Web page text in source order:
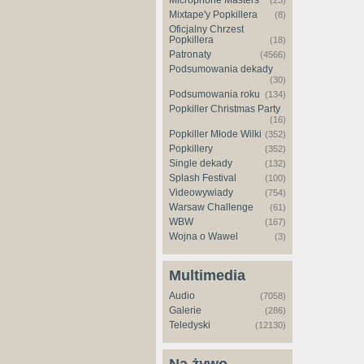
Mixtape'y Popkillera (8)
Oficjalny Chrzest
Popkillera
(18)
Patronaty (4566)
Podsumowania dekady
(30)
Podsumowania roku (134)
Popkiller Christmas Party
(16)
Popkiller Młode Wilki (352)
Popkillery (352)
Single dekady (132)
Splash Festival (100)
Videowywiady (754)
Warsaw Challenge (61)
WBW (167)
Wojna o Wawel (3)
Multimedia
Audio (7058)
Galerie (286)
Teledyski (12130)